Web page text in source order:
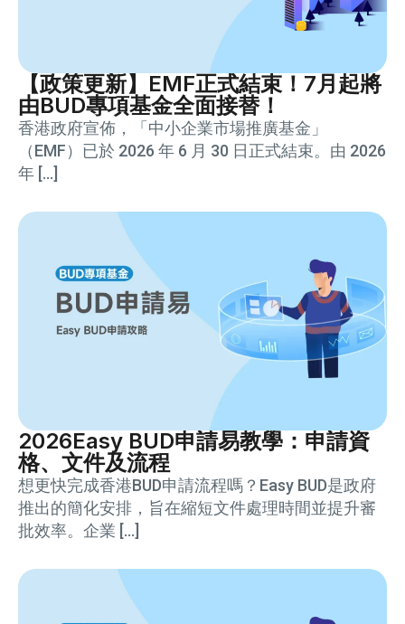
【政策更新】EMF正式結束！7月起將
由BUD專項基金全面接替！
香港政府宣佈，「中小企業市場推廣基金」
（EMF）已於 2026 年 6 月 30 日正式結束。由 2026
年 […]
2026Easy BUD申請易教學：申請資
格、文件及流程
想更快完成香港BUD申請流程嗎？Easy BUD是政府
推出的簡化安排，旨在縮短文件處理時間並提升審
批效率。企業 […]